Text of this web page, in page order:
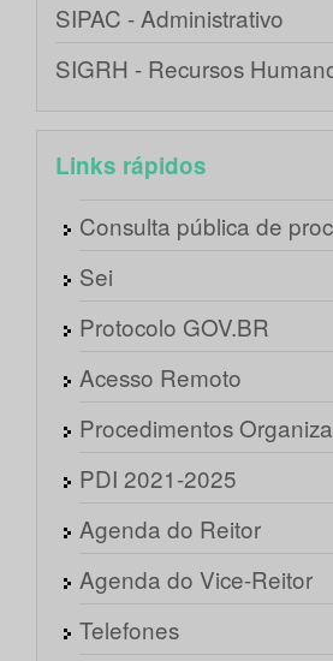
SIPAC - Administrativo
SIGRH - Recursos
Links rápidos
Consulta pública de
Sei
Protocolo GOV.BR
Acesso Remoto
Procedimentos
PDI 2021-2025
Agenda do Reitor
Agenda do Vice-Reitor
Telefones